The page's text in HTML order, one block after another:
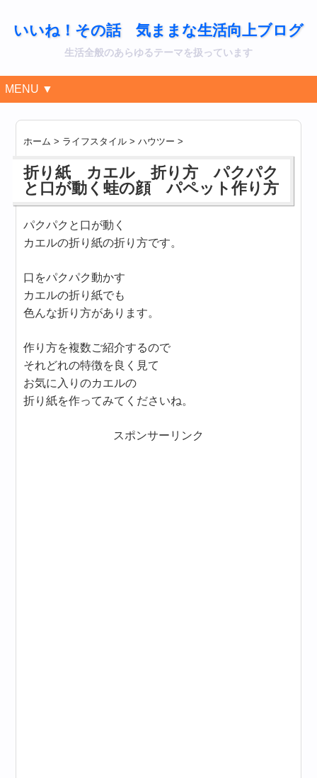
いいね！その話 気ままな生活向上ブログ
生活全般のあらゆるテーマを扱っています
MENU ▼
ホーム > ライフスタイル >ハウツー >
折り紙 カエル 折り方 パクパク
と口が動く蛙の顔 パペット作り方
パクパクと口が動く
カエルの折り紙の折り方です。
口をパクパク動かす
カエルの折り紙でも
色んな折り方があります。
作り方を複数ご紹介するので
それどれの特徴を良く見て
お気に入りのカエルの
折り紙を作ってみてくださいね。
スポンサーリンク